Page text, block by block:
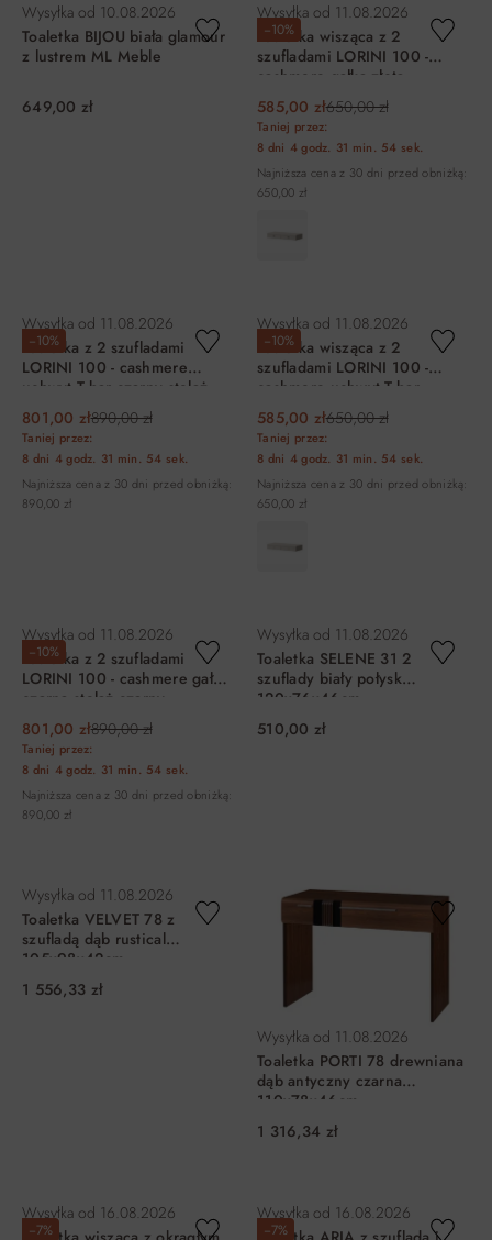
Wysyłka od 10.08.2026
Toaletka BIJOU biała glamour
z lustrem ML Meble
649,00 zł
−10%
Wysyłka od 11.08.2026
Toaletka wisząca z 2
szufladami LORINI 100 -
cashmere gałka złota
585,00 zł650,00 zł
Taniej przez:
8 dni 4 godz. 31 min. 54 sek.
Najniższa cena z 30 dni przed obniżką:
650,00 zł
−10%
Wysyłka od 11.08.2026
Toaletka z 2 szufladami
LORINI 100 - cashmere
uchwyt T-bar czarny stelaż
czarny
801,00 zł890,00 zł
Taniej przez:
8 dni 4 godz. 31 min. 54 sek.
Najniższa cena z 30 dni przed obniżką:
890,00 zł
−10%
Wysyłka od 11.08.2026
Toaletka wisząca z 2
szufladami LORINI 100 -
cashmere uchwyt T-bar
czarny
585,00 zł650,00 zł
Taniej przez:
8 dni 4 godz. 31 min. 54 sek.
Najniższa cena z 30 dni przed obniżką:
650,00 zł
−10%
Wysyłka od 11.08.2026
Toaletka z 2 szufladami
LORINI 100 - cashmere gałka
czarna stelaż czarny
801,00 zł890,00 zł
Taniej przez:
8 dni 4 godz. 31 min. 54 sek.
Najniższa cena z 30 dni przed obniżką:
890,00 zł
Wysyłka od 11.08.2026
Toaletka SELENE 31 2
szuflady biały połysk
120x76x46cm
510,00 zł
Wysyłka od 11.08.2026
Toaletka VELVET 78 z
szufladą dąb rustical
105x98x42cm
1 556,33 zł
Wysyłka od 11.08.2026
Toaletka PORTI 78 drewniana
dąb antyczny czarna
110x78x46cm
1 316,34 zł
−7%
Wysyłka od 16.08.2026
−7%
Wysyłka od 16.08.2026